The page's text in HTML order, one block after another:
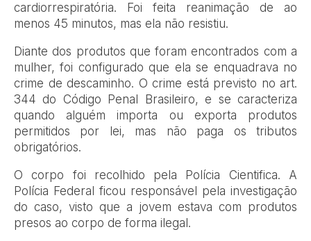
cardiorrespiratória. Foi feita reanimação de ao
menos 45 minutos, mas ela não resistiu.
Diante dos produtos que foram encontrados com a
mulher, foi configurado que ela se enquadrava no
crime de descaminho. O crime está previsto no art.
344 do Código Penal Brasileiro, e se caracteriza
quando alguém importa ou exporta produtos
permitidos por lei, mas não paga os tributos
obrigatórios.
O corpo foi recolhido pela Polícia Cientifica. A
Polícia Federal ficou responsável pela investigação
do caso, visto que a jovem estava com produtos
presos ao corpo de forma ilegal.